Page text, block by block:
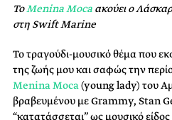
ΤοMenina Moca ακούει ο
στη Swift Marine
Το τραγούδι-μουσικό θέμα που
της ζωής μου και σαφώς την
Menina Moca(young lady) του
βραβευμένου με Grammy, Stan
“κατατάσσεται” ως μουσικό είδος